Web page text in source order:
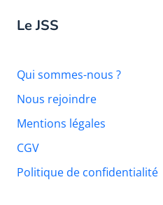
Le JSS
Qui sommes-nous ?
Nous rejoindre
Mentions légales
CGV
Politique de confidentialité